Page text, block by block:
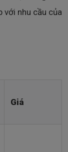
với nhu cầu của
Giá